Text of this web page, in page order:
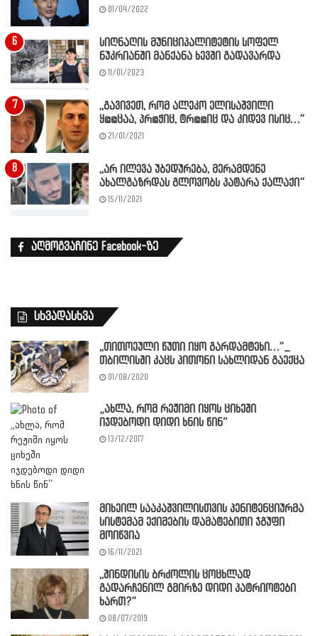
01/04/2022
სიღნაღის მუნიციპალიტეტის სოფელ
ნუკრიანში მანქანა ხევში გადავარდა
11/01/2023
,,გავივეთ, რომ ალეკო ელისაშვილი
ყ@@ცაა, პრ@ჭიც, ტრ@@იც და კიდევ ისიც…”
21/01/2021
,,არ ილევა უბედურება, მერამდენე
ახალგაზრდას გლოვობს პატარა ქალაქი”
15/11/2021
აღმოგვაჩინე Facebook-ზე
სხვადასხვა
,,თითოეული წუთი იყო გარდამტეხი…”_
თბილისში კაცს პითონი სახლიდან გაექცა
01/08/2020
„ახლა, რომ რეჟიმი იყოს ციხეში
იჯდებოდი დიდი ხნის წინ“
13/12/2017
მიხეილ სააკაშვილისთვის პენიტენციურმა
სისტემამ ექიმების დამატებითი ჯგუფი
მოიწვია
16/11/2021
,,შინდისის ბრძოლის ცოცხლად
გადარჩენილ გმირზე დიდი პატრიოტები
ხართ?”
08/07/2019